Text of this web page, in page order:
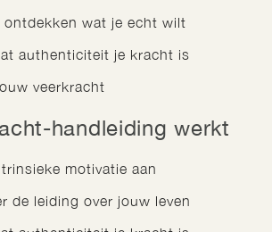
ontdekken wat je echt wilt
authenticiteit je kracht is
veerkracht
handleiding werkt
motivatie aan
de leiding over jouw leven